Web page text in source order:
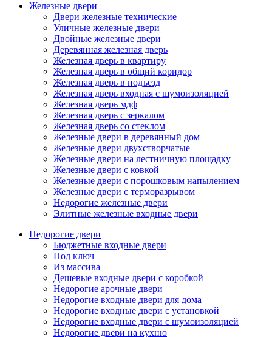
Железные двери
Двери железные технические
Уличные железные двери
Двойные железные двери
Деревянная железная дверь
Железная дверь в квартиру
Железная дверь в общий коридор
Железная дверь в подъезд
Железная дверь входная с шумоизоляцией
Железная дверь мдф
Железная дверь с зеркалом
Железная дверь со стеклом
Железные двери в деревянный дом
Железные двери двухстворчатые
Железные двери на лестничную площадку
Железные двери с ковкой
Железные двери с порошковым напылением
Железные двери с терморазрывом
Недорогие железные двери
Элитные железные входные двери
Недорогие двери
Бюджетные входные двери
Под ключ
Из массива
Дешевые входные двери с коробкой
Недорогие арочные двери
Недорогие входные двери для дома
Недорогие входные двери с установкой
Недорогие входные двери с шумоизоляцией
Недорогие двери на кухню